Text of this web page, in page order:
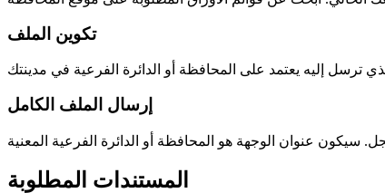
تكوين الملف
إرسال الملف الكامل
المستندات المطلوبة